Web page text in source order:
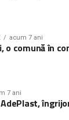
acum 7 ani
o comună în
7 ani